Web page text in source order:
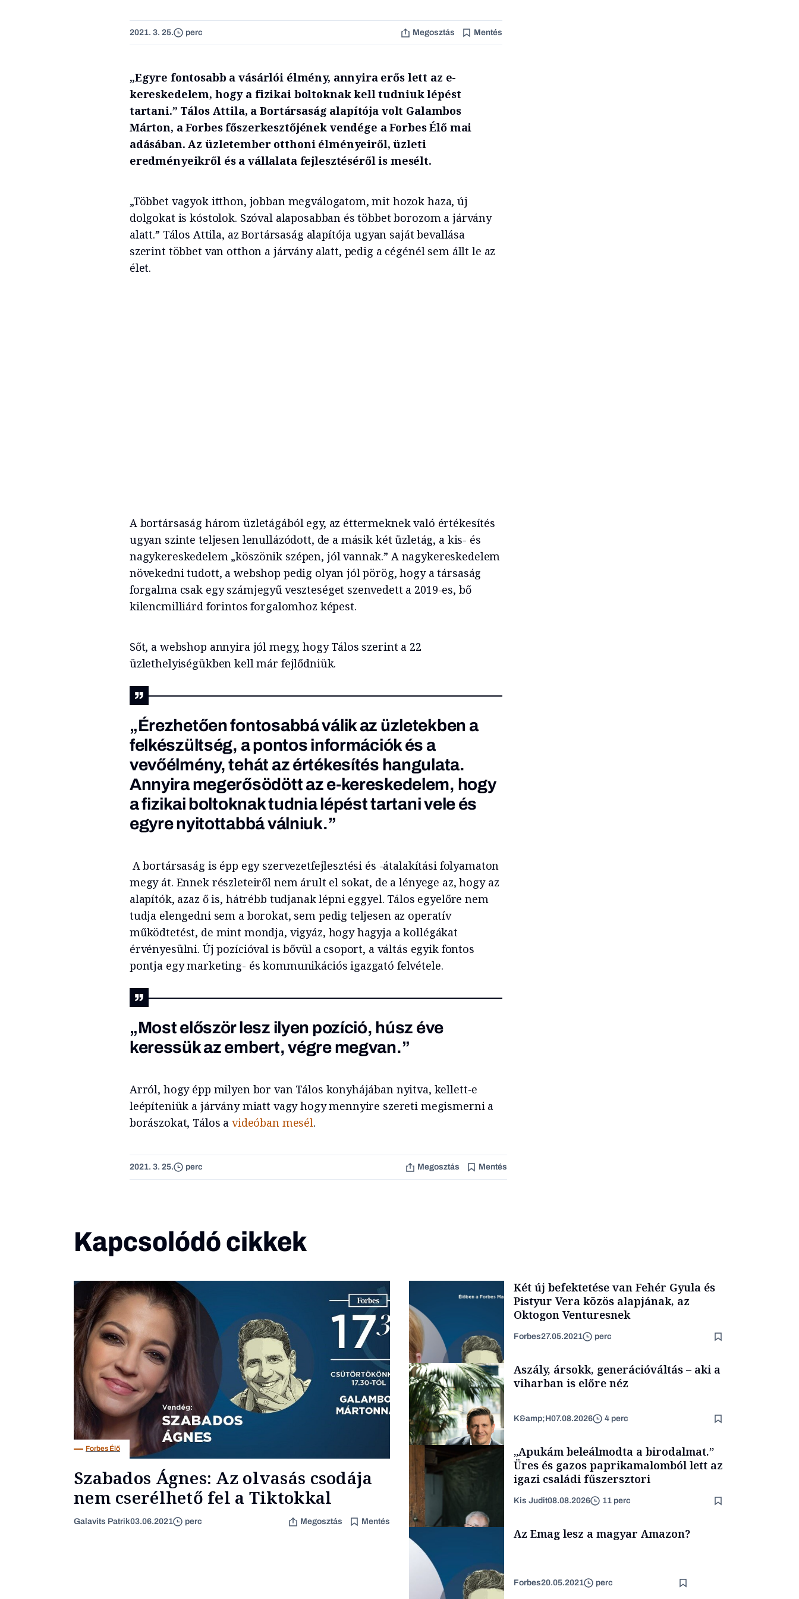
2021. 3. 25. perc Megosztás Mentés
„Egyre fontosabb a vásárlói élmény, annyira erős lett az e-
kereskedelem, hogy a fizikai boltoknak kell tudniuk lépést
tartani.” Tálos Attila, a Bortársaság alapítója volt Galambos
Márton, a Forbes főszerkesztőjének vendége a Forbes Élő mai
adásában. Az üzletember otthoni élményeiről, üzleti
eredményeikről és a vállalata fejlesztéséről is mesélt.
„Többet vagyok itthon, jobban megválogatom, mit hozok haza, új
dolgokat is kóstolok. Szóval alaposabban és többet borozom a járvány
alatt.” Tálos Attila, az Bortársaság alapítója ugyan saját bevallása
szerint többet van otthon a járvány alatt, pedig a cégénél sem állt le az
élet.
A bortársaság három üzletágából egy, az éttermeknek való értékesítés
ugyan szinte teljesen lenullázódott, de a másik két üzletág, a kis- és
nagykereskedelem „köszönik szépen, jól vannak.” A nagykereskedelem
növekedni tudott, a webshop pedig olyan jól pörög, hogy a társaság
forgalma csak egy számjegyű veszteséget szenvedett a 2019-es, bő
kilencmilliárd forintos forgalomhoz képest.
Sőt, a webshop annyira jól megy, hogy Tálos szerint a 22
üzlethelyiségükben kell már fejlődniük.
„Érezhetően fontosabbá válik az üzletekben a
felkészültség, a pontos információk és a
vevőélmény, tehát az értékesítés hangulata.
Annyira megerősödött az e-kereskedelem, hogy
a fizikai boltoknak tudnia lépést tartani vele és
egyre nyitottabbá válniuk.”
A bortársaság is épp egy szervezetfejlesztési és -átalakítási folyamaton
megy át. Ennek részleteiről nem árult el sokat, de a lényege az, hogy az
alapítók, azaz ő is, hátrébb tudjanak lépni eggyel. Tálos egyelőre nem
tudja elengedni sem a borokat, sem pedig teljesen az operatív
működtetést, de mint mondja, vigyáz, hogy hagyja a kollégákat
érvényesülni. Új pozícióval is bővül a csoport, a váltás egyik fontos
pontja egy marketing- és kommunikációs igazgató felvétele.
„Most először lesz ilyen pozíció, húsz éve
keressük az embert, végre megvan.”
Arról, hogy épp milyen bor van Tálos konyhájában nyitva, kellett-e
leépíteniük a járvány miatt vagy hogy mennyire szereti megismerni a
borászokat, Tálos a videóban mesél.
2021. 3. 25. perc Megosztás Mentés
Kapcsolódó cikkek
Forbes Élő
Szabados Ágnes: Az olvasás csodája
nem cserélhető fel a Tiktokkal
Galavits Patrik03.06.2021 perc Megosztás Mentés
Befektetés
Két új befektetése van Fehér Gyula és
Pistyur Vera közös alapjának, az
Oktogon Venturesnek
Forbes27.05.2021 perc
TÁMOGATÓI
Aszály, ársokk, generációváltás – aki a
viharban is előre néz
K&amp;H07.08.2026 4 perc
„Apukám beleálmodta a birodalmat.”
Üres és gazos paprikamalomból lett az
igazi családi fűszersztori
Kis Judit08.08.2026 11 perc
Az Emag lesz a magyar Amazon?
Forbes20.05.2021 perc